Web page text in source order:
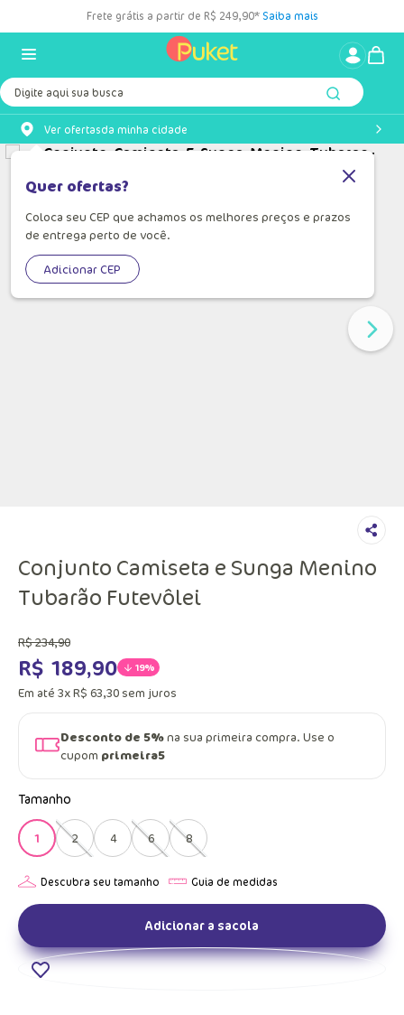
Frete grátis a partir de R$ 249,90* Saiba mais
Digite aqui sua busca
Ver ofertasda minha cidade
Quer ofertas?
Coloca seu CEP que achamos os melhores preços e prazos
de entrega perto de você.
Adicionar CEP
Conjunto Camiseta e Sunga Menino
Tubarão Futevôlei
R$234,90
R$ 189,90 19%
Em até 3xR$ 63,30 sem juros
Desconto de 5%na sua primeira compra. Use o
cupom primeira5
Tamanho
1 2 4 6 8
Adicionar a sacola